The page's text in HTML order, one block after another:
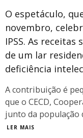
O espetáculo,
novembro,
IPSS. As
de um lar
deficiência
A contribuição é
que o CECD,
junto da população
LER MAIS